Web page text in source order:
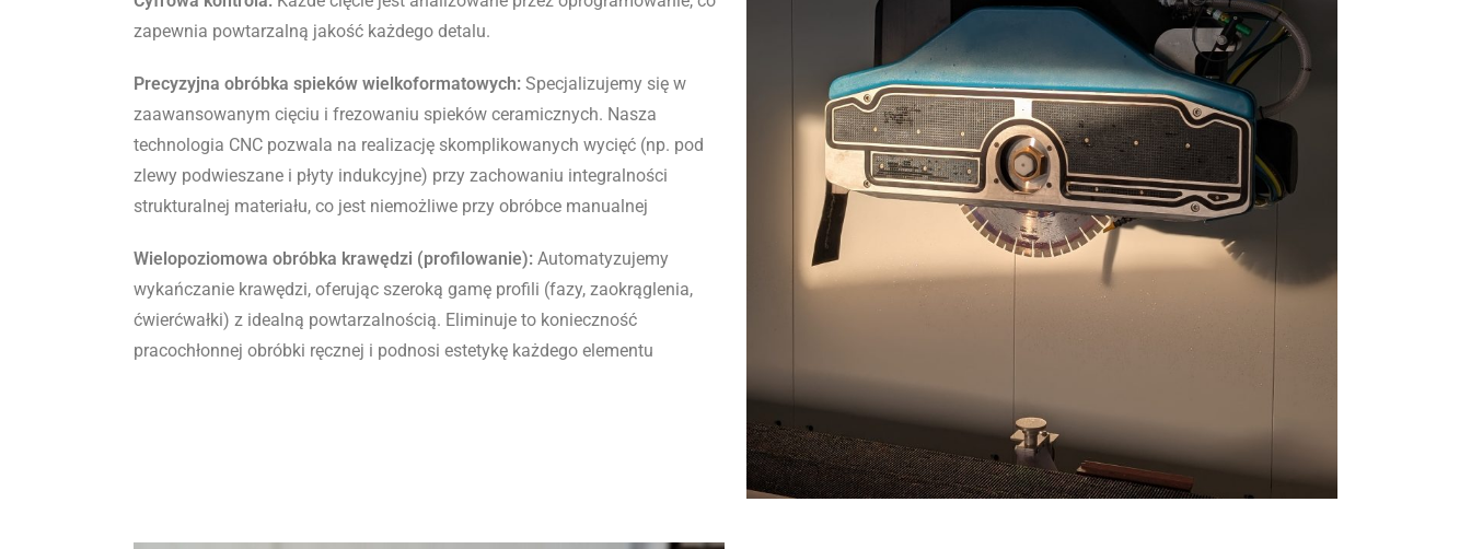
zapewnia powtarzalną jakość każdego detalu.
Precyzyjna obróbka spieków wielkoformatowych: Specjalizujemy się w
zaawansowanym cięciu i frezowaniu spieków ceramicznych. Nasza
technologia CNC pozwala na realizację skomplikowanych wycięć (np. pod
zlewy podwieszane i płyty indukcyjne) przy zachowaniu integralności
strukturalnej materiału, co jest niemożliwe przy obróbce manualnej
Wielopoziomowa obróbka krawędzi (profilowanie): Automatyzujemy
wykańczanie krawędzi, oferując szeroką gamę profili (fazy, zaokrąglenia,
ćwierćwałki) z idealną powtarzalnością. Eliminuje to konieczność
pracochłonnej obróbki ręcznej i podnosi estetykę każdego elementu